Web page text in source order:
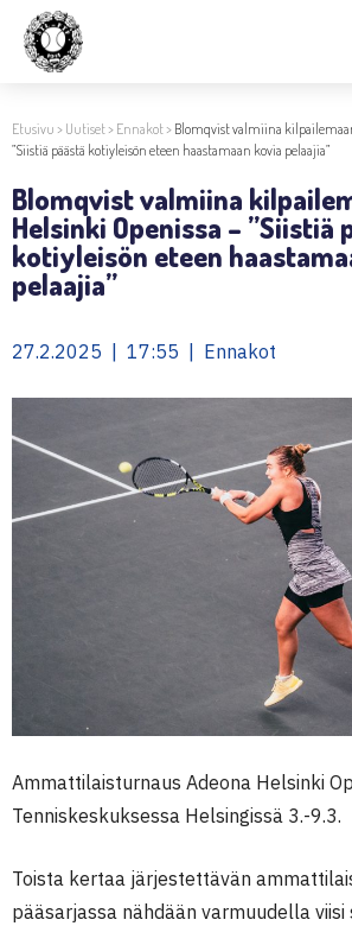
Etusivu > Uutiset> Ennakot> Blomqvist valmiina
”Siistiä päästä kotiyleisön eteen haastamaan kovia pelaajia”
Blomqvist valmiina
Helsinki Openissa – ”Siistiä
kotiyleisön eteen
pelaajia”
27.2.2025 | 17:55 | Ennakot
Ammattilaisturnaus Adeona Helsinki
Tenniskeskuksessa Helsingissä 3.-9.3.
Toista kertaa järjestettävän
pääsarjassa nähdään varmuudella